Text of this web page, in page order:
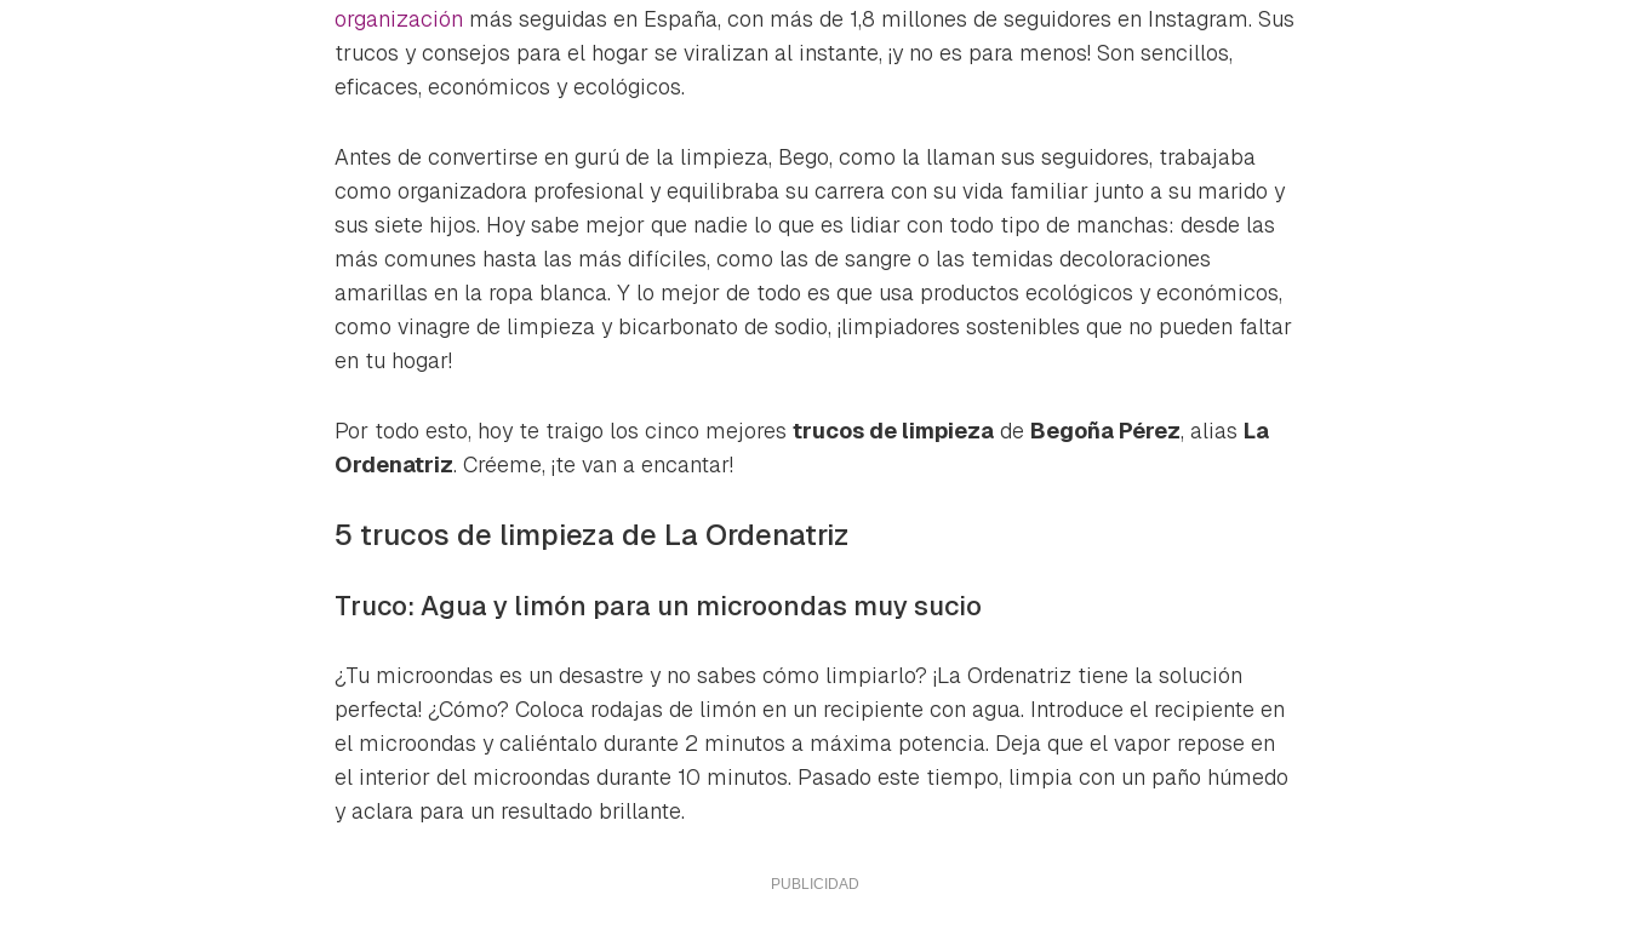
Guardar como favorito
Para poder guardar como favorito, primero has de iniciar sesión con tu
cuenta de Hogarmanía.
INICIAR SESIÓN CANCELAR
organización más seguidas en España, con más de 1,8 millones de seguidores en Instagram. Sus
trucos y consejos para el hogar se viralizan al instante, ¡y no es para menos! Son sencillos,
eficaces, económicos y ecológicos.
Antes de convertirse en gurú de la limpieza, Bego, como la llaman sus seguidores, trabajaba
como organizadora profesional y equilibraba su carrera con su vida familiar junto a su marido y
sus siete hijos. Hoy sabe mejor que nadie lo que es lidiar con todo tipo de manchas: desde las
más comunes hasta las más difíciles, como las de sangre o las temidas decoloraciones
amarillas en la ropa blanca. Y lo mejor de todo es que usa productos ecológicos y económicos,
como vinagre de limpieza y bicarbonato de sodio, ¡limpiadores sostenibles que no pueden faltar
en tu hogar!
Por todo esto, hoy te traigo los cinco mejores trucos de limpieza de Begoña Pérez, alias La
Ordenatriz. Créeme, ¡te van a encantar!
5 trucos de limpieza de La Ordenatriz
Truco: Agua y limón para un microondas muy sucio
¿Tu microondas es un desastre y no sabes cómo limpiarlo? ¡La Ordenatriz tiene la solución
perfecta! ¿Cómo? Coloca rodajas de limón en un recipiente con agua. Introduce el recipiente en
el microondas y caliéntalo durante 2 minutos a máxima potencia. Deja que el vapor repose en
el interior del microondas durante 10 minutos. Pasado este tiempo, limpia con un paño húmedo
y aclara para un resultado brillante.
Contenido enviado
Gracias por suscribirte a nuestro boletín.
ACEPTAR